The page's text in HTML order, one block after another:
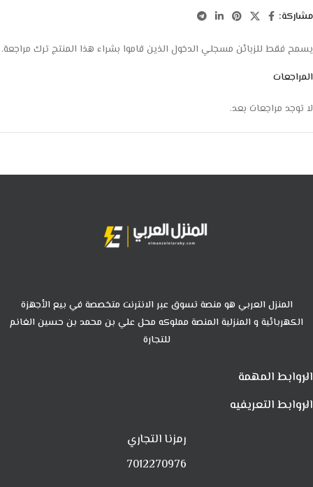
مشاركة:
المراجعات
لا توجد مراجعات بعد.
يسمح فقط للزبائن مسجلي الدخول الذين قاموا بشراء هذا المنتج ترك مراجعة.
المنزل العربي هو منصة تسوق عبر الانترنت متخصصة في بيع الأجهزة
الكهربائية و المنزلية المنصة مملوكه محل علي بن محمد بن حسين الغانم
للتجارة
الروابط المهمة
الروابط التعريفيه
رمزنا التجاري
7012270976